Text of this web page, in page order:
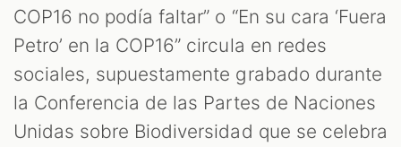
COP16 no podía faltar” o “En su cara ‘Fuera
Petro’ en la COP16” circula en redes
sociales, supuestamente grabado durante
la Conferencia de las Partes de Naciones
Unidas sobre Biodiversidad que se celebra